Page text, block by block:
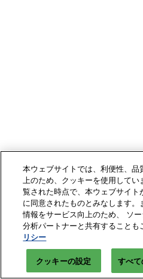
本ウェブサイトでは、利便性、品
上のため、クッキーを使用して
覧された時点で、本ウェブサイト
に同意されたものとみなします
情報をサービス向上のため、 ソー
分析パートナーと共有することも
リシー
クッキーの設定 すべ